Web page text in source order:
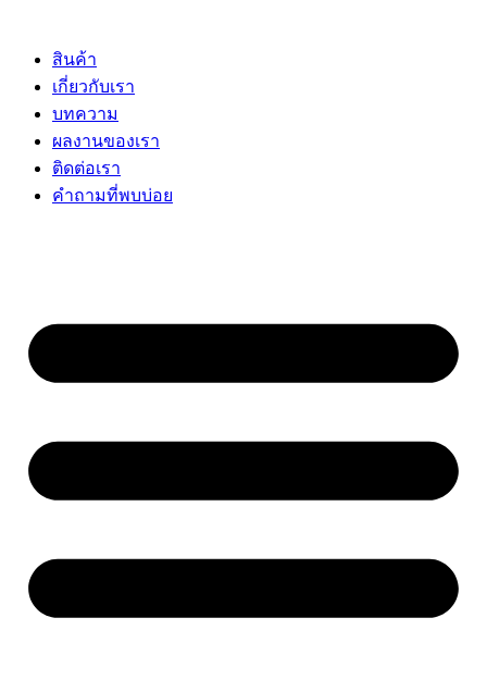
contentสินค้า
เกี่ยวกับเรา
บทความ
ผลงานของเรา
ติดต่อเรา
คำถามที่พบบ่อย